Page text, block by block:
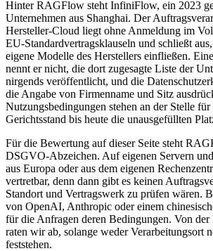
Hinter RAGFlow steht InfiniFlow, ein 2023
Unternehmen aus Shanghai. Der
Hersteller-Cloud liegt ohne Anmeldung im
EU-Standardvertragsklauseln und schließt
eigene Modelle des Herstellers einfließen.
nennt er nicht, die dort zugesagte Liste der
nirgends veröffentlicht, und die
die Angabe von Firmenname und Sitz
Nutzungsbedingungen stehen an der Stelle
Gerichtsstand bis heute die unausgefüllten
Für die Bewertung auf dieser Seite steht
DSGVO-Abzeichen. Auf eigenen Servern
aus Europa oder aus dem eigenen
vertretbar, denn dann gibt es keinen
Standort und Vertragswerk zu prüfen wären.
von OpenAI, Anthropic oder einem
für die Anfragen deren Bedingungen. Von
raten wir ab, solange weder Verarbeitungsort
feststehen.